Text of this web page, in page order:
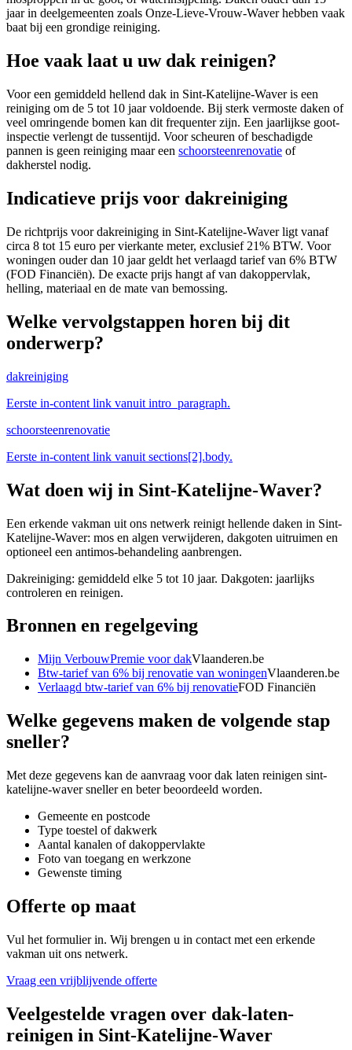
jaar in deelgemeenten zoals Onze-Lieve-Vrouw-Waver hebben vaak
baat bij een grondige reiniging.
Hoe vaak laat u uw dak reinigen?
Voor een gemiddeld hellend dak in Sint-Katelijne-Waver is een
reiniging om de 5 tot 10 jaar voldoende. Bij sterk vermoste daken of
veel omringende bomen kan dit frequenter zijn. Een jaarlijkse goot-
inspectie verlengt de tussentijd. Voor scheuren of beschadigde
pannen is geen reiniging maar een schoorsteenrenovatie of
dakherstel nodig.
Indicatieve prijs voor dakreiniging
De richtprijs voor dakreiniging in Sint-Katelijne-Waver ligt vanaf
circa 8 tot 15 euro per vierkante meter, exclusief 21% BTW. Voor
woningen ouder dan 10 jaar geldt het verlaagd tarief van 6% BTW
(FOD Financiën). De exacte prijs hangt af van dakoppervlak,
helling, materiaal en de mate van bemossing.
Welke vervolgstappen horen bij dit
onderwerp?
dakreiniging
Eerste in-content link vanuit intro_paragraph.
schoorsteenrenovatie
Eerste in-content link vanuit sections[2].body.
Wat doen wij in Sint-Katelijne-Waver?
Een erkende vakman uit ons netwerk reinigt hellende daken in Sint-
Katelijne-Waver: mos en algen verwijderen, dakgoten uitruimen en
optioneel een antimos-behandeling aanbrengen.
Dakreiniging: gemiddeld elke 5 tot 10 jaar. Dakgoten: jaarlijks
controleren en reinigen.
Bronnen en regelgeving
Mijn VerbouwPremie voor dakVlaanderen.be
Btw-tarief van 6% bij renovatie van woningenVlaanderen.be
Verlaagd btw-tarief van 6% bij renovatieFOD Financiën
Welke gegevens maken de volgende stap
sneller?
Met deze gegevens kan de aanvraag voordak laten reinigen sint-
katelijne-waversneller en beter beoordeeld worden.
Gemeente en postcode
Type toestel of dakwerk
Aantal kanalen of dakoppervlakte
Foto van toegang en werkzone
Gewenste timing
Offerte op maat
Vul het formulier in. Wij brengen u in contact met een erkende
vakman uit ons netwerk.
Vraag een vrijblijvende offerte
Veelgestelde vragen over dak-laten-
reinigen in Sint-Katelijne-Waver